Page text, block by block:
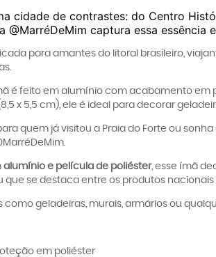
cidade de contrastes: do Centro
@MarréDeMim captura essa
para amantes do litoral brasileiro,
é feito em alumínio com acabamento
x 5,5 cm), ele é ideal para decorar
quem já visitou a Praia do Forte ou
alumínio e película de poliéster, esse ímã
que se destaca entre os produtos nacionais
como geladeiras, murais, armários ou
em poliéster